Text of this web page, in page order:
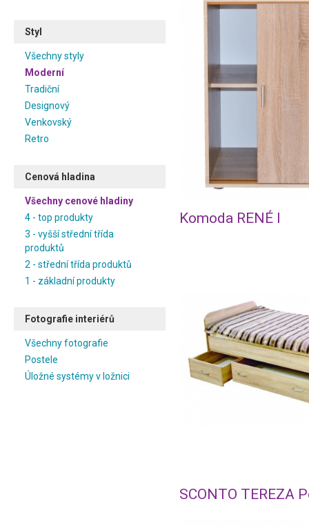
Styl
Všechny styly
Moderní
Tradiční
Designový
Venkovský
Retro
Cenová hladina
Všechny cenové hladiny
4 - top produkty
3 - vyšší střední třída
produktů
2 - střední třída produktů
1 - základní produkty
Fotografie interiérů
Všechny fotografie
Postele
Úložné systémy v ložnici
Komoda RENÉ I
SCONTO TEREZA